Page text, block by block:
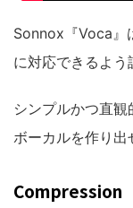
Sonnox『Voca』
に対応できるよう
シンプルかつ直
ボーカルを作り出
Compression